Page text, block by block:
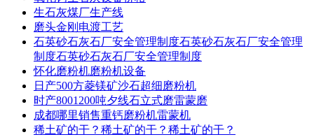
生石灰煤厂生产线
磨头金刚电渡工艺
石英砂石灰石厂安全管理制度石英砂石灰石厂安全管理
制度石英砂石灰石厂安全管理制度
怀化磨粉机磨粉机设备
日产500方菱镁矿沙石超细磨粉机
时产8001200吨夕线石立式磨雷蒙磨
成都哪里销售重钙磨粉机雷蒙机
稀土矿的干？稀土矿的干？稀土矿的干？